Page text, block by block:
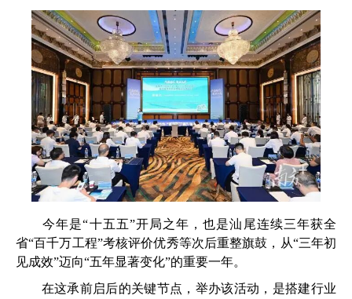
今年是“十五五”开局之年，也是汕尾连续三年获全
省“百千万工程”考核评价优秀等次后重整旗鼓，从“三年初
见成效”迈向“五年显著变化”的重要一年。
在这承前启后的关键节点，举办该活动，是搭建行业